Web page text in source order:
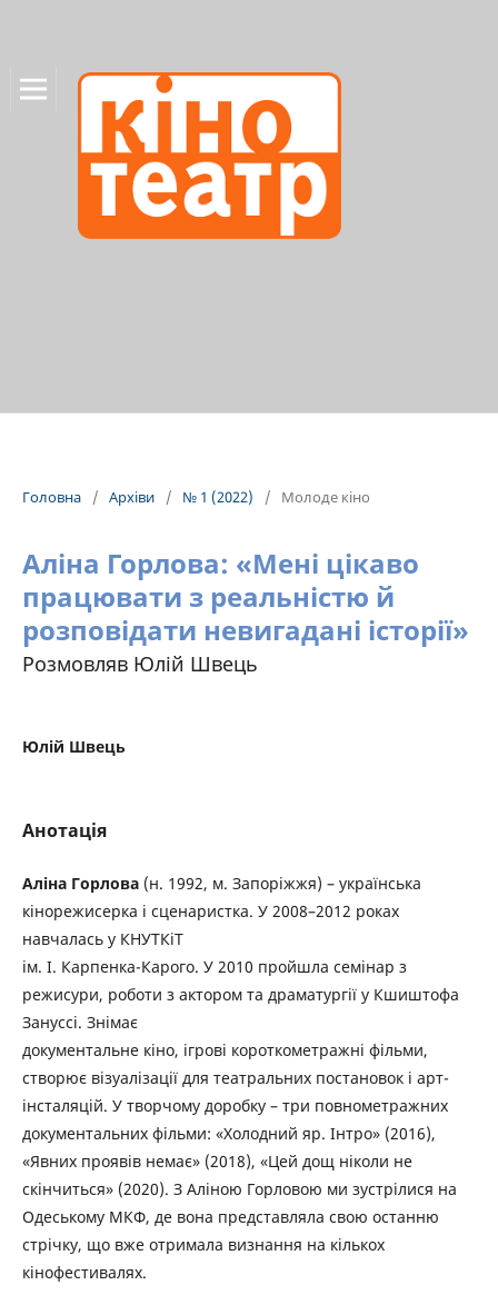
Головна / Архіви / № 1 (2022) / Молоде кіно
Аліна Горлова: «Мені цікаво
працювати з реальністю й
розповідати невигадані історії»
Розмовляв Юлій Швець
Юлій Швець
Анотація
Аліна Горлова (н. 1992, м. Запоріжжя) – українська
кінорежисерка і сценаристка. У 2008–2012 роках
навчалась у КНУТКіТ
ім. І. Карпенка-Карого. У 2010 пройшла семінар з
режисури, роботи з актором та драматургії у Кшиштофа
Зануссі. Знімає
документальне кіно, ігрові короткометражні фільми,
створює візуалізації для театральних постановок і арт-
інсталяцій. У творчому доробку – три повнометражних
документальних фільми: «Холодний яр. Інтро» (2016),
«Явних проявів немає» (2018), «Цей дощ ніколи не
скінчиться» (2020). З Аліною Горловою ми зустрілися на
Одеському МКФ, де вона представляла свою останню
стрічку, що вже отримала визнання на кількох
кінофестивалях.